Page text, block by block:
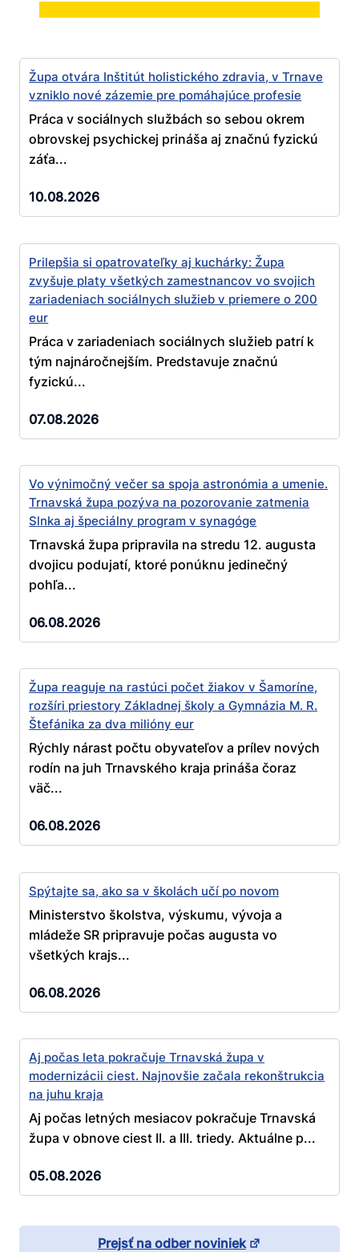
Župa otvára Inštitút holistického zdravia, v Trnave
vzniklo nové zázemie pre pomáhajúce profesie
Práca v sociálnych službách so sebou okrem
obrovskej psychickej prináša aj značnú fyzickú
záťa...
10.08.2026
Prilepšia si opatrovateľky aj kuchárky: Župa
zvyšuje platy všetkých zamestnancov vo svojich
zariadeniach sociálnych služieb v priemere o 200
eur
Práca v zariadeniach sociálnych služieb patrí k
tým najnáročnejším. Predstavuje značnú
fyzickú...
07.08.2026
Vo výnimočný večer sa spoja astronómia a umenie.
Trnavská župa pozýva na pozorovanie zatmenia
Slnka aj špeciálny program v synagóge
Trnavská župa pripravila na stredu 12. augusta
dvojicu podujatí, ktoré ponúknu jedinečný
pohľa...
06.08.2026
Župa reaguje na rastúci počet žiakov v Šamoríne,
rozšíri priestory Základnej školy a Gymnázia M. R.
Štefánika za dva milióny eur
Rýchly nárast počtu obyvateľov a prílev nových
rodín na juh Trnavského kraja prináša čoraz
väč...
06.08.2026
Spýtajte sa, ako sa v školách učí po novom
Ministerstvo školstva, výskumu, vývoja a
mládeže SR pripravuje počas augusta vo
všetkých krajs...
06.08.2026
Aj počas leta pokračuje Trnavská župa v
modernizácii ciest. Najnovšie začala rekonštrukcia
na juhu kraja
Aj počas letných mesiacov pokračuje Trnavská
župa v obnove ciest II. a III. triedy. Aktuálne p...
05.08.2026
Prejsť na odber noviniek